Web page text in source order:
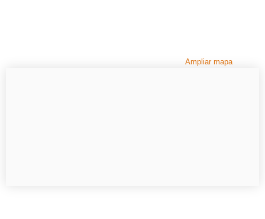
Ampliar mapa